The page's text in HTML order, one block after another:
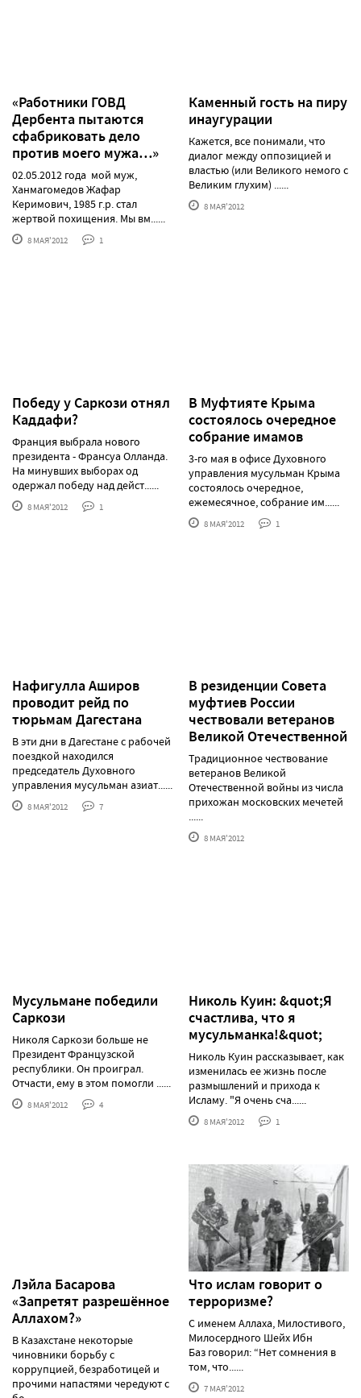
«Работники ГОВД
Дербента пытаются
сфабриковать дело
против моего мужа…»
02.05.2012 года мой муж,
Ханмагомедов Жафар
Керимович, 1985 г.р. стал
жертвой похищения. Мы вм......
8 МАЯ'2012 1
Каменный гость на пиру
инаугурации
Кажется, все понимали, что
диалог между оппозицией и
властью (или Великого немого с
Великим глухим) ......
8 МАЯ'2012
Победу у Саркози отнял
Каддафи?
Франция выбрала нового
президента - Франсуа Олланда.
На минувших выборах од
одержал победу над дейст......
8 МАЯ'2012 1
В Муфтияте Крыма
состоялось очередное
собрание имамов
3-го мая в офисе Духовного
управления мусульман Крыма
состоялось очередное,
ежемесячное, собрание им......
8 МАЯ'2012 1
Нафигулла Аширов
проводит рейд по
тюрьмам Дагестана
В эти дни в Дагестане с рабочей
поездкой находился
председатель Духовного
управления мусульман азиат......
8 МАЯ'2012 7
В резиденции Совета
муфтиев России
чествовали ветеранов
Великой Отечественной
Традиционное чествование
ветеранов Великой
Отечественной войны из числа
прихожан московских мечетей
......
8 МАЯ'2012
Мусульмане победили
Саркози
Николя Саркози больше не
Президент Французской
республики. Он проиграл.
Отчасти, ему в этом помогли ......
8 МАЯ'2012 4
Николь Куин: &quot;Я
счастлива, что я
мусульманка!&quot;
Николь Куин рассказывает, как
изменилась ее жизнь после
размышлений и прихода к
Исламу. "Я очень сча......
8 МАЯ'2012 1
Лэйла Басарова
«Запретят разрешённое
Аллахом?»
В Казахстане некоторые
чиновники борьбу с
коррупцией, безработицей и
прочими напастями чередуют с
Что ислам говорит о
терроризме?
С именем Аллаха, Милостивого,
Милосердного Шейх Ибн
Баз говорил: “Нет сомнения в
том, что......
7 МАЯ'2012